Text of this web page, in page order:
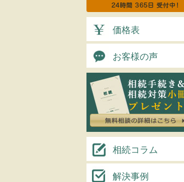
価格表
お客様の声
相続コラム
解決事例